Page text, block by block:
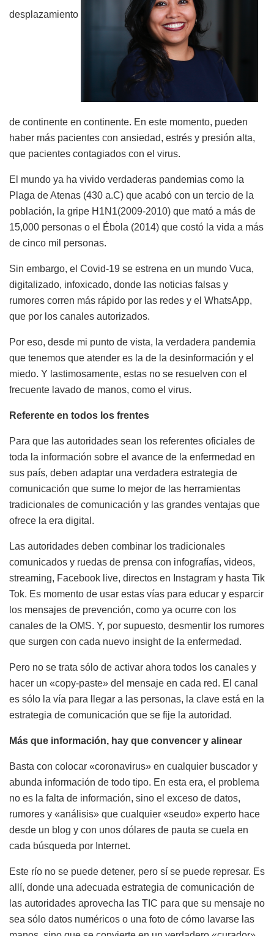
desplazamiento
de continente en continente. En este momento, pueden
haber más pacientes con ansiedad, estrés y presión alta,
que pacientes contagiados con el virus.
El mundo ya ha vivido verdaderas pandemias como la
Plaga de Atenas (430 a.C) que acabó con un tercio de la
población, la gripe H1N1(2009-2010) que mató a más de
15,000 personas o el Ébola (2014) que costó la vida a más
de cinco mil personas.
Sin embargo, el Covid-19 se estrena en un mundo Vuca,
digitalizado, infoxicado, donde las noticias falsas y
rumores corren más rápido por las redes y el WhatsApp,
que por los canales autorizados.
Por eso, desde mi punto de vista, la verdadera pandemia
que tenemos que atender es la de la desinformación y el
miedo. Y lastimosamente, estas no se resuelven con el
frecuente lavado de manos, como el virus.
Referente en todos los frentes
Para que las autoridades sean los referentes oficiales de
toda la información sobre el avance de la enfermedad en
sus país, deben adaptar una verdadera estrategia de
comunicación que sume lo mejor de las herramientas
tradicionales de comunicación y las grandes ventajas que
ofrece la era digital.
Las autoridades deben combinar los tradicionales
comunicados y ruedas de prensa con infografías, videos,
streaming, Facebook live, directos en Instagram y hasta Tik
Tok. Es momento de usar estas vías para educar y esparcir
los mensajes de prevención, como ya ocurre con los
canales de la OMS. Y, por supuesto, desmentir los rumores
que surgen con cada nuevo insight de la enfermedad.
Pero no se trata sólo de activar ahora todos los canales y
hacer un «copy-paste» del mensaje en cada red. El canal
es sólo la vía para llegar a las personas, la clave está en la
estrategia de comunicación que se fije la autoridad.
Más que información, hay que convencer y alinear
Basta con colocar «coronavirus» en cualquier buscador y
abunda información de todo tipo. En esta era, el problema
no es la falta de información, sino el exceso de datos,
rumores y «análisis» que cualquier «seudo» experto hace
desde un blog y con unos dólares de pauta se cuela en
cada búsqueda por Internet.
Este río no se puede detener, pero sí se puede represar. Es
allí, donde una adecuada estrategia de comunicación de
las autoridades aprovecha las TIC para que su mensaje no
sea sólo datos numéricos o una foto de cómo lavarse las